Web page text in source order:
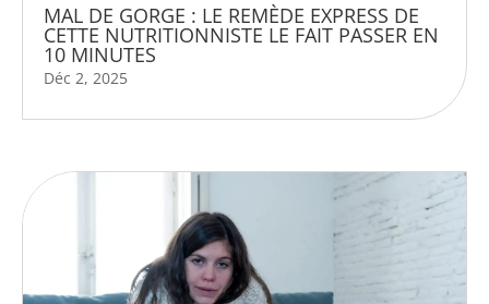
MAL DE GORGE : LE REMÈDE EXPRESS DE
CETTE NUTRITIONNISTE LE FAIT PASSER EN
10 MINUTES
Déc 2, 2025